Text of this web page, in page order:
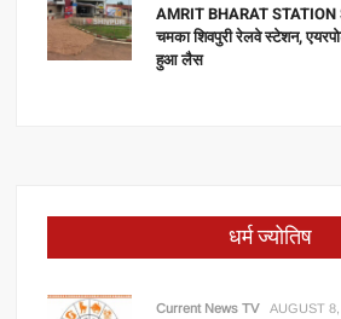
AMRIT BHARAT
चमका शिवपुरी रेलवे स्टेशन,
हुआ लैस
धर्म ज्योतिष
Current News TV AUGUST